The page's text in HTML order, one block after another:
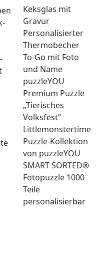
Keksglas mit
Gravur
Personalisierter
Thermobecher
To-Go mit Foto
und Name
puzzleYOU
Premium Puzzle
„Tierisches
Volksfest“
Littlemonstertime
Puzzle-Kollektion
von puzzleYOU
SMART SORTED®
Fotopuzzle 1000
Teile
personalisierbar